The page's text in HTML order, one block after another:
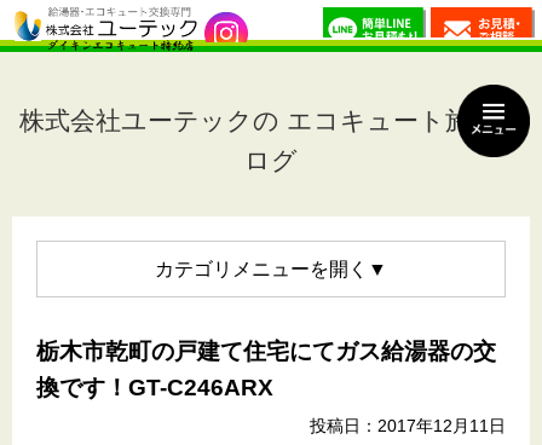
株式会社ユーテックの エコキュート施工ブ
ログ
カテゴリメニュー
栃木市乾町の戸建て住宅にてガス給湯器の交
換です！GT-C246ARX
投稿日：2017年12月11日